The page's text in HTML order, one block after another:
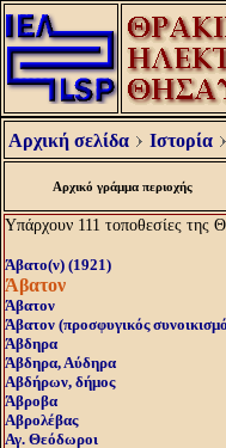
Αρχική σελίδα Ιστορία
Αρχικό γράμμα περιοχής
Υπάρχουν 111 τοποθεσίες της
Άβατο(ν) (1921)
Άβατον
Άβατον
Άβατον (προσφυγικός
Άβδηρα
Άβδηρα, Αύδηρα
Αβδήρων, δήμος
Άβροβα
Αβρολέβας
Αγ. Θεόδωροι